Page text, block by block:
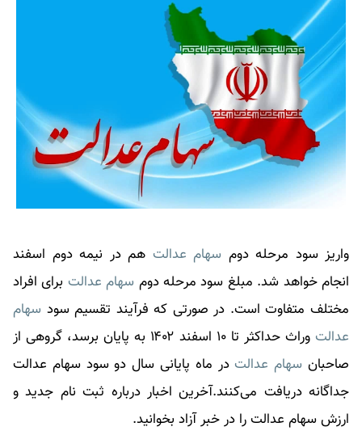
واریز سود مرحله دوم سهام عدالت هم در نیمه دوم اسفند
انجام خواهد شد. مبلغ سود مرحله دوم سهام عدالت برای افراد
مختلف متفاوت است. در صورتی که فرآیند تقسیم سود سهام
عدالت
وراث حداکثر تا ۱۰ اسفند ۱۴۰۲ به پایان برسد، گروهی از
صاحبان سهام عدالت در ماه پایانی سال دو سود سهام عدالت
جداگانه دریافت می‌کنند.آخرین اخبار درباره ثبت نام جدید و
ارزشسهام عدالترا در خبر آزاد بخوانید.